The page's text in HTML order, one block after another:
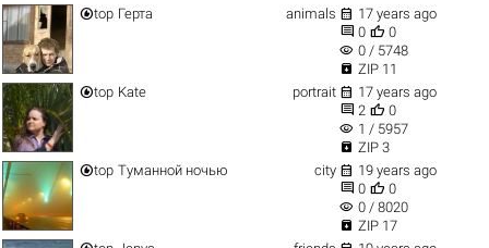
top Герта animals  17 years ago
 0  0
visibility 0 / 5748
 ZIP 11
top Kate portrait  17 years ago
 2  0
visibility 1 / 5957
 ZIP 3
top Туманной ночью city  19 years ago
 0  0
visibility 0 / 8020
 ZIP 17